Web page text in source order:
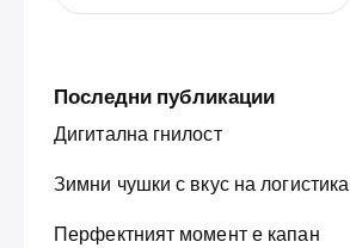
Последни публикации
Дигитална гнилост
Зимни чушки с вкус на логистика
Перфектният момент е капан